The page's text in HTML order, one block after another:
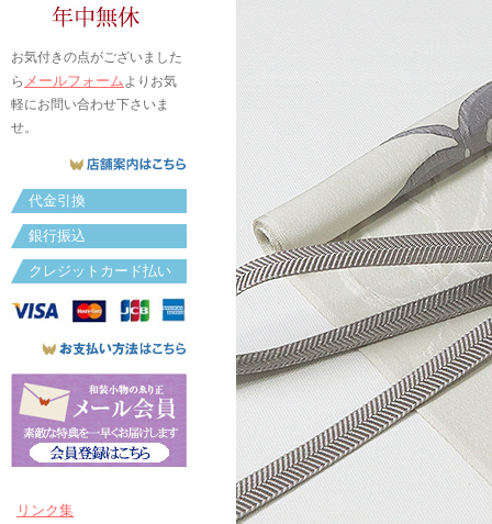
お気付きの点がございました
ら メールフォームよりお気
軽にお問い合わせ下さいま
せ。
代金引換
銀行振込
クレジットカード払い
リンク集